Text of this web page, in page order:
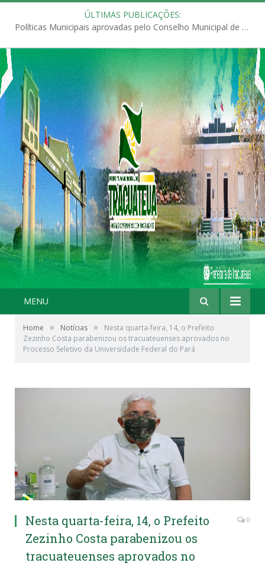
ÚLTIMAS PUBLICAÇÕES:
Políticas Municipais aprovadas pelo Conselho Municipal de Educação (CME)
MENU
Home » Notícias »
Nesta quarta-feira, 14, o Prefeito
Zezinho Costa parabenizou os tracuateuenses aprovados no
Processo Seletivo da Universidade Federal do Pará
Nesta quarta-feira, 14, o Prefeito
Zezinho Costa parabenizou os
tracuateuenses aprovados no
0